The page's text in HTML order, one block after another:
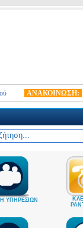
ΑΝΑΚΟΙΝΩΣΗ: Σας
ΥΠΗΡΕΣΙΩΝ